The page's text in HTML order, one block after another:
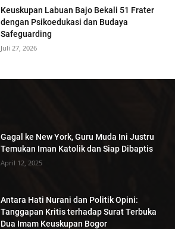
Keuskupan Labuan Bajo Bekali 51 Frater
dengan Psikoedukasi dan Budaya
Safeguarding
Juli 27, 2026
Gagal ke New York, Guru Muda Ini Justru
Temukan Iman Katolik dan Siap Dibaptis
April 12, 2025
Antara Hati Nurani dan Politik Opini:
Tanggapan Kritis terhadap Surat Terbuka
Dua Imam Keuskupan Bogor